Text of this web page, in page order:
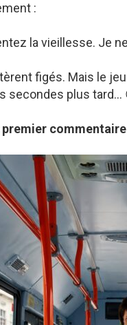
:
la vieillesse. Je
figés. Mais le
secondes plus tard…
premier